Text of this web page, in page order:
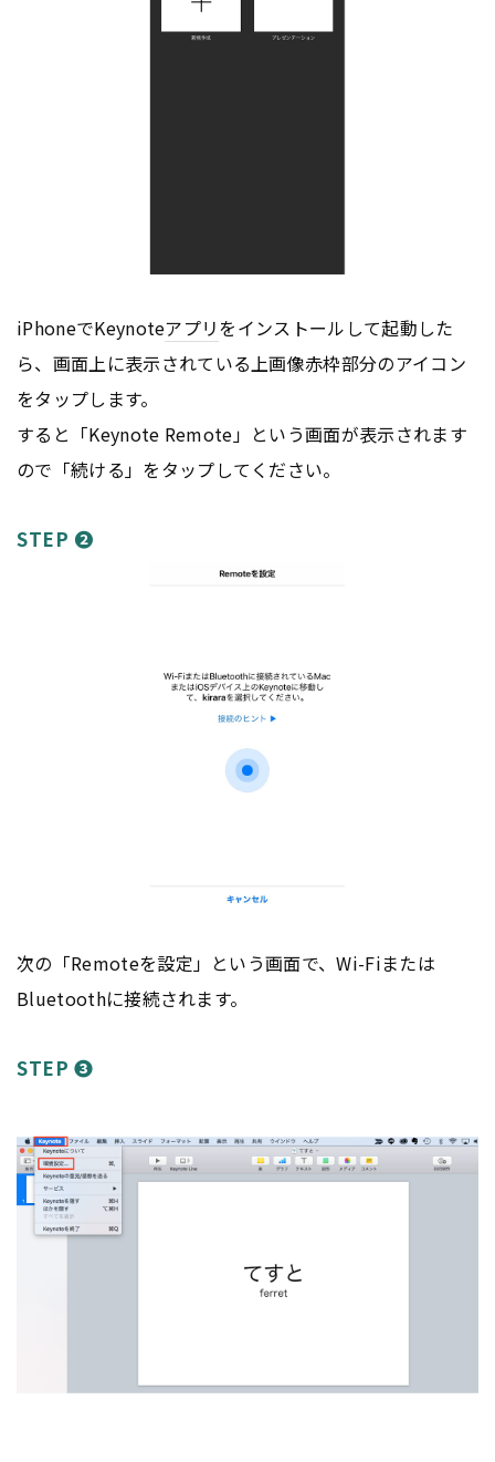
iPhoneでKeynoteアプリをインストールして起動した
ら、画面上に表示されている上画像赤枠部分のアイコン
をタップします。
すると「Keynote Remote」という画面が表示されます
ので「続ける」をタップしてください。
STEP ❷
次の「Remoteを設定」という画面で、Wi-Fiまたは
Bluetoothに接続されます。
STEP ❸